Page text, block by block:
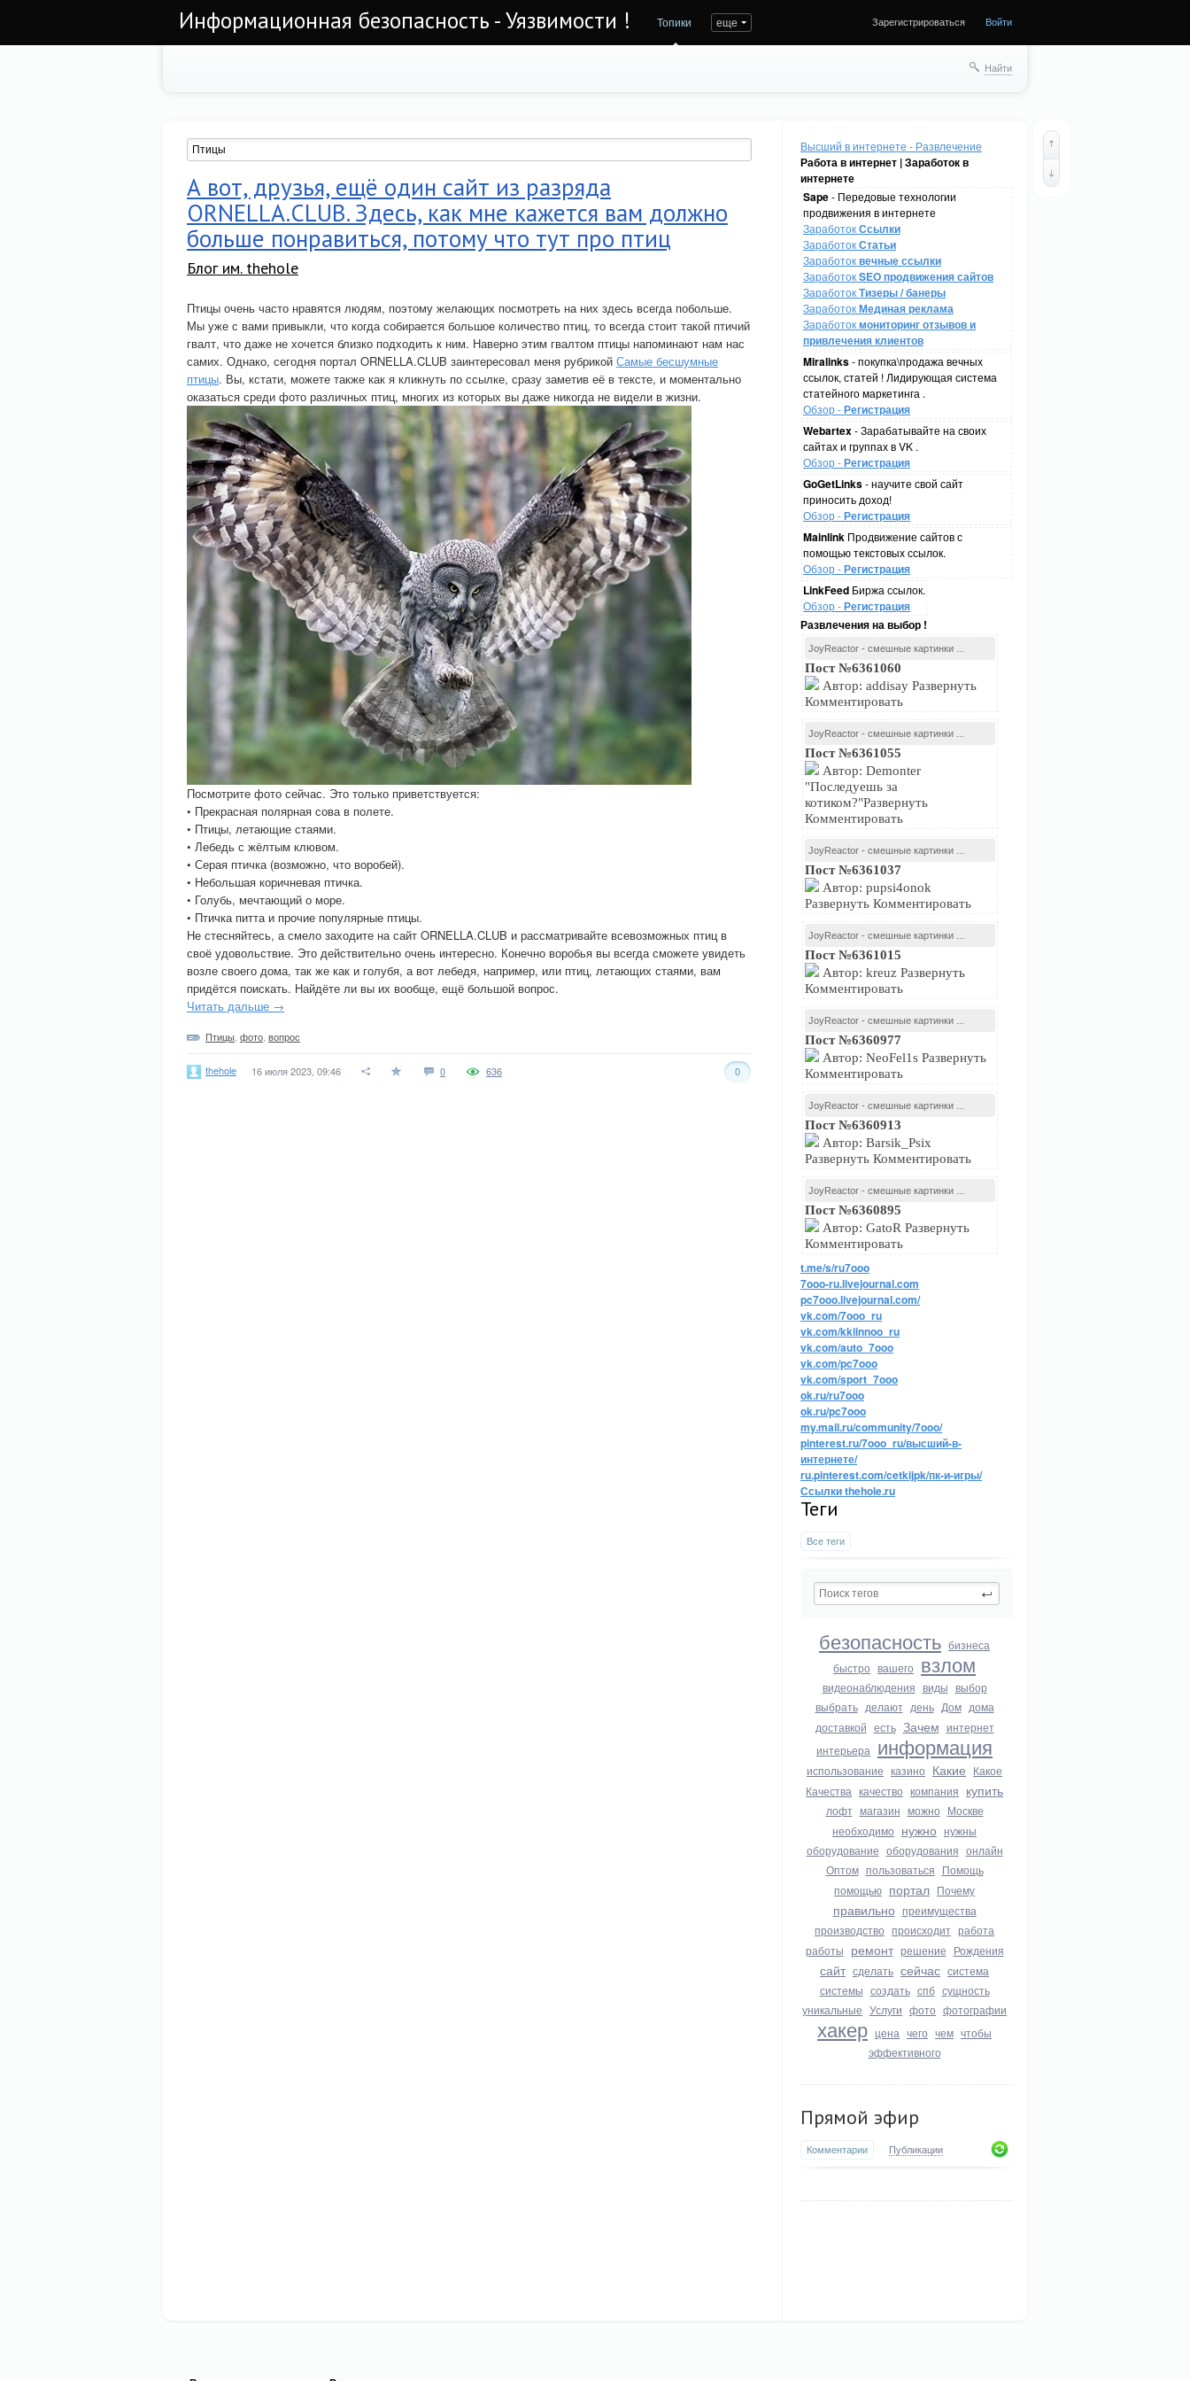
Информационная безопасность - Уязвимости ! Топики еще Зарегистрироваться Войти
Найти
Высший в интернете - Развлечение
Работа в интернет | Заработок в
интернете
Sape- Передовые технологии
продвижения в интернете
ЗаработокСсылки
ЗаработокСтатьи
Заработоквечные ссылки
ЗаработокSEO продвижения сайтов
ЗаработокТизеры / банеры
ЗаработокМединая реклама
Заработокмониторинг отзывов и
привлечения клиентов
Miralinks- покупка\продажа вечных
ссылок, статей ! Лидирующая система
статейного маркетинга .
Обзор -Регистрация
Webartex- Зарабатывайте на своих
сайтах и группах в VK .
Обзор -Регистрация
GoGetLinks- научите свой сайт
приносить доход!
Обзор -Регистрация
Mainlink Продвижение сайтов с
помощью текстовых ссылок.
Обзор -Регистрация
LinkFeed Биржа ссылок.
Обзор -Регистрация
Развлечения на выбор !
JoyReactor - смешные картинки ...
Пост №6361060
Автор: addisay Развернуть
Комментировать
JoyReactor - смешные картинки ...
Пост №6361055
Автор: Demonter
"Последуешь за
котиком?"Развернуть
Комментировать
JoyReactor - смешные картинки ...
Пост №6361037
Автор: pupsi4onok
Развернуть Комментировать
JoyReactor - смешные картинки ...
Пост №6361015
Автор: kreuz Развернуть
Комментировать
JoyReactor - смешные картинки ...
Пост №6360977
Автор: NeoFel1s Развернуть
Комментировать
JoyReactor - смешные картинки ...
Пост №6360913
Автор: Barsik_Psix
Развернуть Комментировать
JoyReactor - смешные картинки ...
Пост №6360895
Автор: GatoR Развернуть
Комментировать
t.me/s/ru7ooo
7ooo-ru.livejournal.com
pc7ooo.livejournal.com/
vk.com/7ooo_ru
vk.com/kkiinnoo_ru
vk.com/auto_7ooo
vk.com/pc7ooo
vk.com/sport_7ooo
ok.ru/ru7ooo
ok.ru/pc7ooo
my.mail.ru/community/7ooo/
pinterest.ru/7ooo_ru/высший-в-
интернете/
ru.pinterest.com/cetkijpk/пк-и-игры/
Ссылки thehole.ru
Теги
Все теги
безопасность бизнеса
быстро вашего взлом
видеонаблюдения виды выбор
выбрать делают день Дом дома
доставкой есть Зачем интернет
интерьера информация
использование казино Какие Какое
Качества качество компания купить
лофт магазин можно Москве
необходимо нужно нужны
оборудование оборудования онлайн
Оптом пользоваться Помощь
помощью портал Почему
правильно преимущества
производство происходит работа
работы ремонт решение Рождения
сайт сделать сейчас система
системы создать спб сущность
уникальные Услуги фото фотографии
хакер цена чего чем чтобы
эффективного
Прямой эфир
Комментарии Публикации
А вот, друзья, ещё один сайт из разряда
ORNELLA.CLUB. Здесь, как мне кажется вам должно
больше понравиться, потому что тут про птиц
Блог им. thehole
Птицы очень часто нравятся людям, поэтому желающих посмотреть на них здесь всегда побольше.
Мы уже с вами привыкли, что когда собирается большое количество птиц, то всегда стоит такой птичий
гвалт, что даже не хочется близко подходить к ним. Наверно этим гвалтом птицы напоминают нам нас
самих. Однако, сегодня портал ORNELLA.CLUB заинтересовал меня рубрикой Самые бесшумные
птицы. Вы, кстати, можете также как я кликнуть по ссылке, сразу заметив её в тексте, и моментально
оказаться среди фото различных птиц, многих из которых вы даже никогда не видели в жизни.
Посмотрите фото сейчас. Это только приветствуется:
• Прекрасная полярная сова в полете.
• Птицы, летающие стаями.
• Лебедь с жёлтым клювом.
• Серая птичка (возможно, что воробей).
• Небольшая коричневая птичка.
• Голубь, мечтающий о море.
• Птичка питта и прочие популярные птицы.
Не стесняйтесь, а смело заходите на сайт ORNELLA.CLUB и рассматривайте всевозможных птиц в
своё удовольствие. Это действительно очень интересно. Конечно воробья вы всегда сможете увидеть
возле своего дома, так же как и голубя, а вот лебедя, например, или птиц, летающих стаями, вам
придётся поискать. Найдёте ли вы их вообще, ещё большой вопрос.
Читать дальше →
Птицы фото вопрос
thehole 16 июля 2023, 09:46 0 0
636